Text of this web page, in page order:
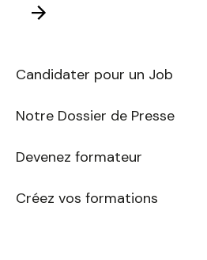
E-
Envoyer
Candidater pour un Job
Notre Dossier de Presse
Devenez formateur
Créez vos formations